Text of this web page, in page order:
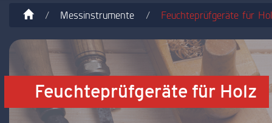
Messinstrumente Feuchteprüfgeräte für
Feuchteprüfgeräte für Holz